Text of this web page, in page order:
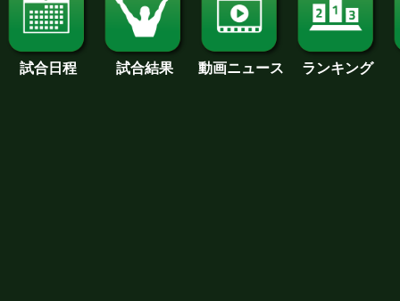
試合日程 試合結果 動画ニュース ランキング